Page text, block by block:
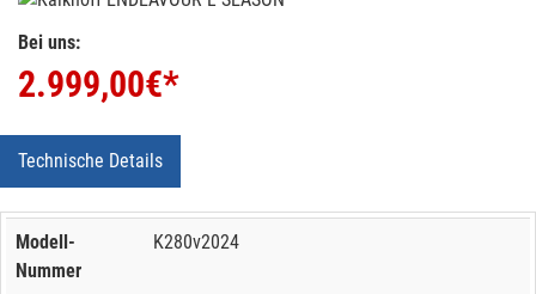
Bei uns:
2.999,00€*
Technische Details
Modell-
Nummer
K280v2024